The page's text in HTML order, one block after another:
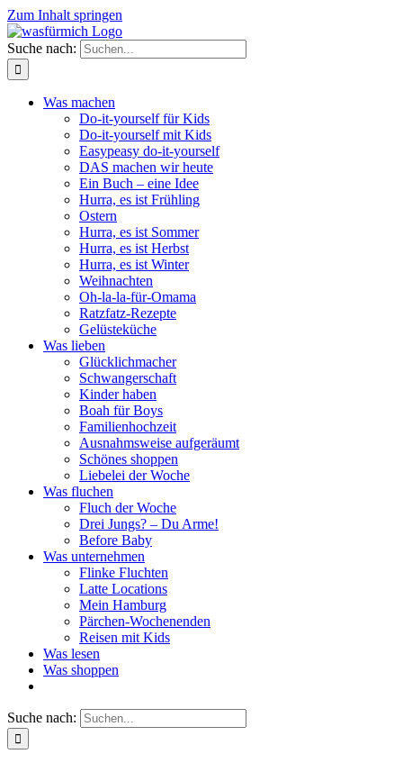
Zum Inhalt springen
Suche nach:
Was machen
Do-it-yourself für Kids
Do-it-yourself mit Kids
Easypeasy do-it-yourself
DAS machen wir heute
Ein Buch – eine Idee
Hurra, es ist Frühling
Ostern
Hurra, es ist Sommer
Hurra, es ist Herbst
Hurra, es ist Winter
Weihnachten
Oh-la-la-für-Omama
Ratzfatz-Rezepte
Gelüsteküche
Was lieben
Glücklichmacher
Schwangerschaft
Kinder haben
Boah für Boys
Familienhochzeit
Ausnahmsweise aufgeräumt
Schönes shoppen
Liebelei der Woche
Was fluchen
Fluch der Woche
Drei Jungs? – Du Arme!
Before Baby
Was unternehmen
Flinke Fluchten
Latte Locations
Mein Hamburg
Pärchen-Wochenenden
Reisen mit Kids
Was lesen
Was shoppen
Suche nach: